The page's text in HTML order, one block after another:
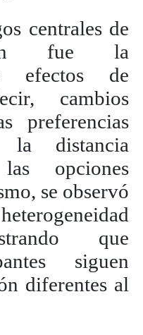
centrales de
fue la
efectos de
cambios
preferencias
la distancia
opciones
se observó
que
siguen
diferentes al